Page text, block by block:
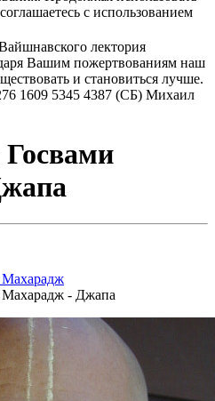
с использованием
лектория
Вашим пожертвованиям наш
и становиться лучше.
1609 5345 4387 (СБ) Михаил
- Джапа